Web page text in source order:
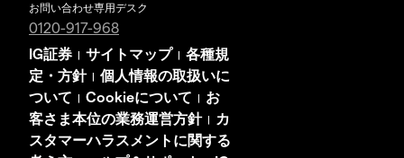
お問い合わせ専用デスク
0120-917-968
IG証券 | サイトマップ | 各種規
定・方針| 個人情報の取扱いに
ついて | Cookieについて | お
客さま本位の業務運営方針|
カ
スタマーハラスメントに関する